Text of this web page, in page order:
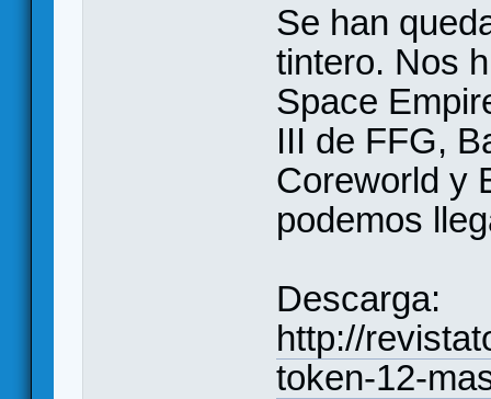
Se han
tintero. Nos
Space
III de FFG,
Coreworld y
podemos
Descarga:
http://
token-12-